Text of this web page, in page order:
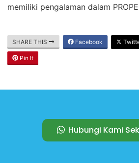
memiliki pengalaman dalam
SHARE THIS Facebook
Pin It
Hubungi Kami